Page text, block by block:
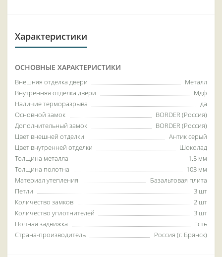
Характеристики
ОСНОВНЫЕ ХАРАКТЕРИСТИКИ
Внешняя отделка двери
Металл
Внутренняя отделка двери
Мдф
Наличие терморазрыва
да
Основной замок
BORDER (Россия)
Дополнительный замок
BORDER (Россия)
Цвет внешней отделки
Антик серый
Цвет внутренней отделки
Шоколад
Толщина металла
1.5 мм
Толщина полотна
103 мм
Материал утепления
Базальтовая плита
Петли
3 шт
Количество замков
2 шт
Количество уплотнителей
3 шт
Ночная задвижка
Есть
Страна-производитель
Россия (г. Брянск)